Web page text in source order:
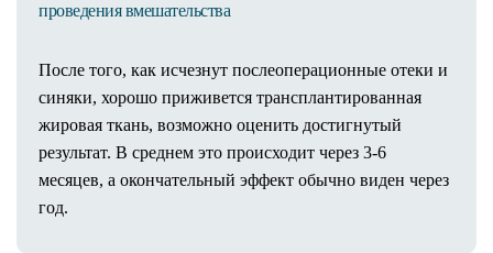
проведения вмешательства
После того, как исчезнут послеоперационные отеки и
синяки, хорошо приживется трансплантированная
жировая ткань, возможно оценить достигнутый
результат. В среднем это происходит через 3-6
месяцев, а окончательный эффект обычно виден через
год.